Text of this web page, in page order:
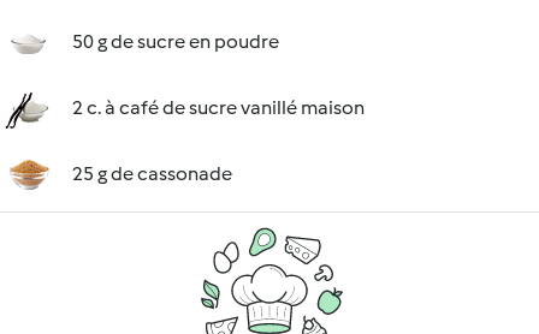
50 g de sucre en poudre
2 c. à café de sucre vanillé maison
25 g de cassonade